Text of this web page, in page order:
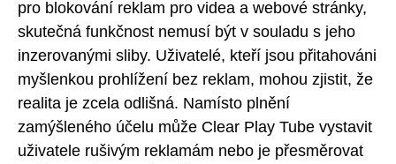
pro blokování reklam pro videa a webové stránky,
skutečná funkčnost nemusí být v souladu s jeho
inzerovanými sliby. Uživatelé, kteří jsou přitahováni
myšlenkou prohlížení bez reklam, mohou zjistit, že
realita je zcela odlišná. Namísto plnění
zamýšleného účelu může Clear Play Tube vystavit
uživatele rušivým reklamám nebo je přesměrovat